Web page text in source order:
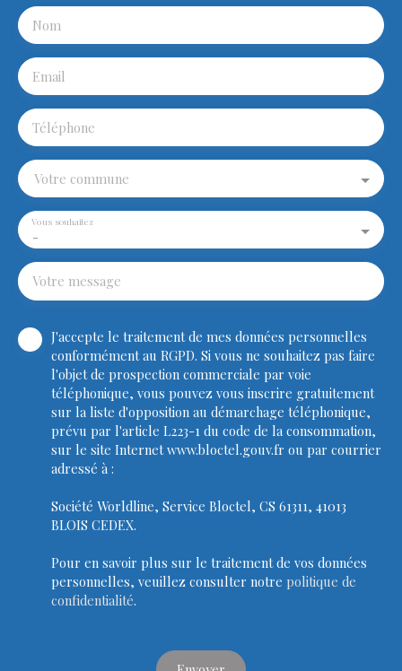
Nom
Email
Téléphone
Votre commune
-
Vous souhaitez
Votre message
J'accepte le traitement de mes données personnelles
conformément au RGPD. Si vous ne souhaitez pas faire
l'objet de prospection commerciale par voie
téléphonique, vous pouvez vous inscrire gratuitement
sur la liste d'opposition au démarchage téléphonique,
prévu par l'article L223-1 du code de la consommation,
sur le site Internet www.bloctel.gouv.fr ou par courrier
adressé à :
Société Worldline, Service Bloctel, CS 61311, 41013
BLOIS CEDEX.
Pour en savoir plus sur le traitement de vos données
personnelles, veuillez consulter notre politique de
confidentialité.